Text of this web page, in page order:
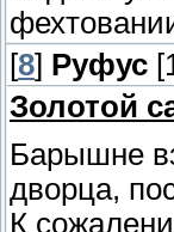
[8] Руфус
Золотой
Барышне
дворца,
К